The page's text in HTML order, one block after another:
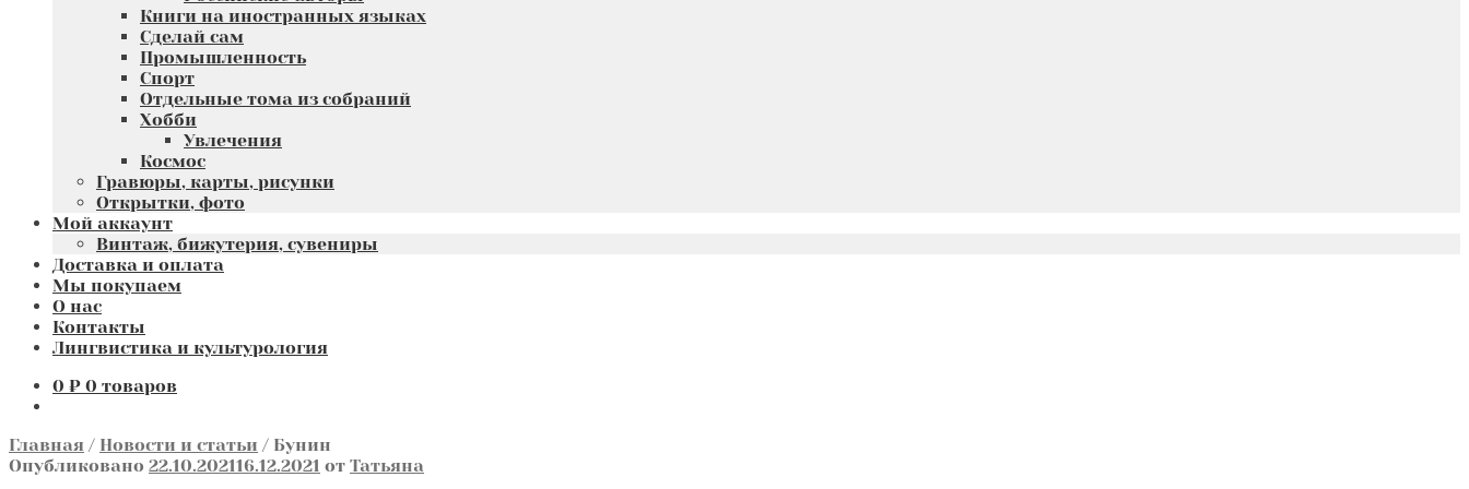
Книги на иностранных языках
Сделай сам
Промышленность
Спорт
Отдельные тома из собраний
Хобби
Увлечения
Космос
Гравюры, карты, рисунки
Открытки, фото
Мой аккаунт
Винтаж, бижутерия, сувениры
Доставка и оплата
Мы покупаем
О нас
Контакты
Лингвистика и культурология
0 ₽ 0 товаров
Главная / Новости и статьи / Бунин
Опубликовано 22.10.202116.12.2021 от Татьяна